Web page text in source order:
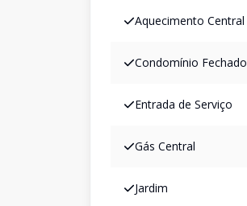
Aquecimento Central
Condomínio Fechado
Entrada de Serviço
Gás Central
Jardim